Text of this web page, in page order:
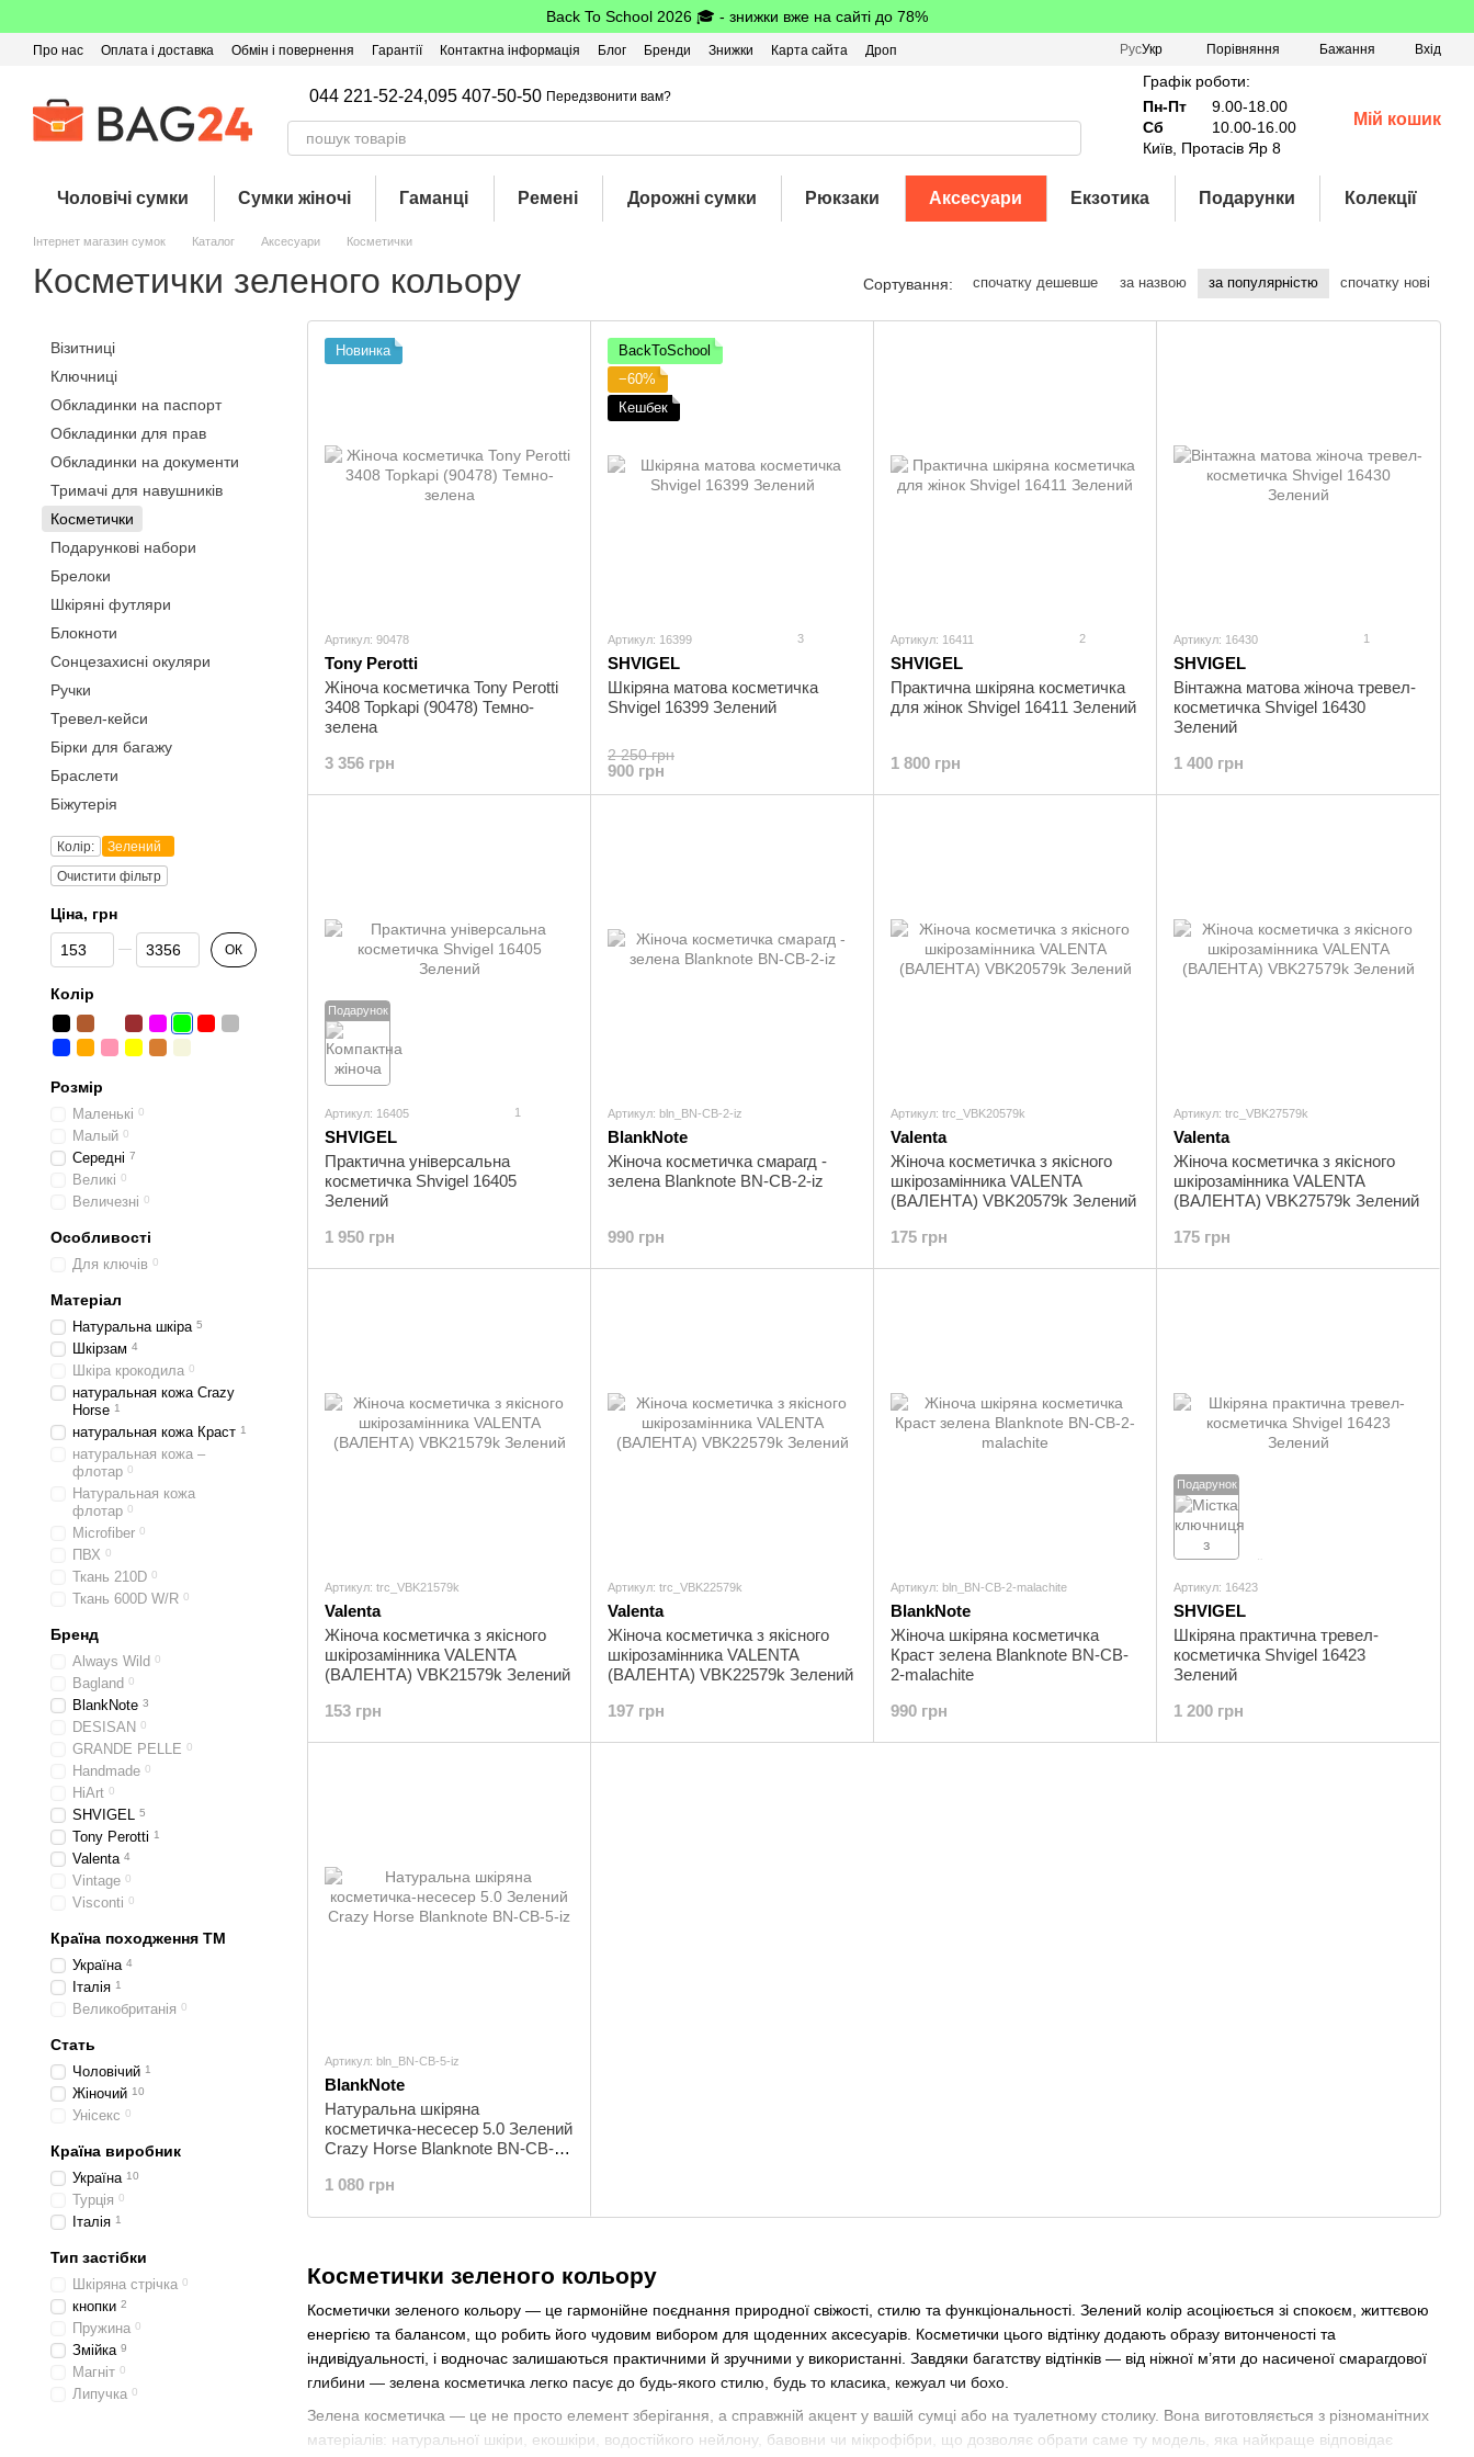
Back To School 2026 🎓 - знижки вже на сайті до 78%
Про нас Оплата і доставка Обмін і повернення Гарантії Контактна інформація Блог Бренди Знижки Карта сайта
Дроп
РусУкр Порівняння Бажання Вхід
044 221-52-24,095 407-50-50 Передзвонити вам?
Графік роботи:
Пн-Пт
9.00-18.00
Сб
10.00-16.00
Київ, Протасів Яр 8
Мій кошик
Чоловічі сумки Сумки жіночі Гаманці Ремені Дорожні сумки Рюкзаки Аксесуари Екзотика Подарунки Колекції
Інтернет магазин сумок Каталог Аксесуари Косметички
Косметички зеленого кольору Сортування: спочатку дешевше за назвою за популярністю спочатку нові
Косметички зеленого кольору
Косметички зеленого кольору — це гармонійне поєднання природної свіжості, стилю та функціональності. Зелений колір асоціюється зі спокоєм, життєвою
енергією та балансом, що робить його чудовим вибором для щоденних аксесуарів. Косметички цього відтінку додають образу витонченості та
індивідуальності, і водночас залишаються практичними й зручними у використанні. Завдяки багатству відтінків — від ніжної м’яти до насиченої смарагдової
глибини — зелена косметичка легко пасує до будь-якого стилю, будь то класика, кежуал чи бохо.
Зелена косметичка — це не просто елемент зберігання, а справжній акцент у вашій сумці або на туалетному столику. Вона виготовляється з різноманітних
матеріалів: натуральної шкіри, екошкіри, водостійкого нейлону, бавовни чи мікрофібри, що дозволяє обрати саме ту модель, яка найкраще відповідає
Новинка
Артикул: 90478
Tony Perotti
Жіноча косметичка Tony Perotti
3408 Topkapi (90478) Темно-
зелена
3 356 грн
BackToSchool
−60%
Кешбек
Артикул: 16399 3
SHVIGEL
Шкіряна матова косметичка
Shvigel 16399 Зелений
2 250 грн
900 грн
Артикул: 16411 2
SHVIGEL
Практична шкіряна косметичка
для жінок Shvigel 16411 Зелений
1 800 грн
Артикул: 16430 1
SHVIGEL
Вінтажна матова жіноча тревел-
косметичка Shvigel 16430
Зелений
1 400 грн
Подарунок
Артикул: 16405 1
SHVIGEL
Практична універсальна
косметичка Shvigel 16405
Зелений
1 950 грн
Артикул: bln_BN-CB-2-iz
BlankNote
Жіноча косметичка смарагд -
зелена Blanknote BN-CB-2-iz
990 грн
Артикул: trc_VBK20579k
Valenta
Жіноча косметичка з якісного
шкірозамінника VALENTA
(ВАЛЕНТА) VBK20579k Зелений
175 грн
Артикул: trc_VBK27579k
Valenta
Жіноча косметичка з якісного
шкірозамінника VALENTA
(ВАЛЕНТА) VBK27579k Зелений
175 грн
Артикул: trc_VBK21579k
Valenta
Жіноча косметичка з якісного
шкірозамінника VALENTA
(ВАЛЕНТА) VBK21579k Зелений
153 грн
Артикул: trc_VBK22579k
Valenta
Жіноча косметичка з якісного
шкірозамінника VALENTA
(ВАЛЕНТА) VBK22579k Зелений
197 грн
Артикул: bln_BN-CB-2-malachite
BlankNote
Жіноча шкіряна косметичка
Краст зелена Blanknote BN-CB-
2-malachite
990 грн
Подарунок
Артикул: 16423
SHVIGEL
Шкіряна практична тревел-
косметичка Shvigel 16423
Зелений
1 200 грн
Артикул: bln_BN-CB-5-iz
BlankNote
Натуральна шкіряна
косметичка-несесер 5.0 Зелений
Crazy Horse Blanknote BN-CB-5-
1 080 грн
Візитниці
Ключниці
Обкладинки на паспорт
Обкладинки для прав
Обкладинки на документи
Тримачі для навушників
Косметички
Подарункові набори
Брелоки
Шкіряні футляри
Блокноти
Сонцезахисні окуляри
Ручки
Тревел-кейси
Бірки для багажу
Браслети
Біжутерія
Колір:
Зелений
Очистити фільтр
Ціна, грн
Від Ціна, грн
До Ціна, грн ОК
Колір
Розмір
Маленькі 0
Малый 0
Середні 7
Великі 0
Величезні 0
Особливості
Для ключів 0
Матеріал
Натуральна шкіра 5
Шкірзам 4
Шкіра крокодила 0
натуральная кожа Crazy
Horse 1
натуральная кожа Краст 1
натуральная кожа –
флотар 0
Натуральная кожа
флотар 0
Microfiber 0
ПВХ 0
Ткань 210D 0
Ткань 600D W/R 0
Бренд
Always Wild 0
Bagland 0
BlankNote 3
DESISAN 0
GRANDE PELLE 0
Handmade 0
HiArt 0
SHVIGEL 5
Tony Perotti 1
Valenta 4
Vintage 0
Visconti 0
Країна походження ТМ
Україна 4
Італія 1
Великобританія 0
Стать
Чоловічий 1
Жіночий 10
Унісекс 0
Країна виробник
Україна 10
Турція 0
Італія 1
Тип застібки
Шкіряна стрічка 0
кнопки 2
Пружина 0
Змійка 9
Магніт 0
Липучка 0